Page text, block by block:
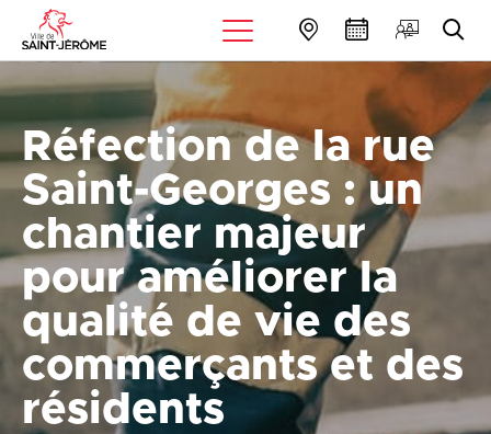
Réfection de la rue
Saint-Georges : un
chantier majeur
pour améliorer la
qualité de vie des
commerçants et des
résidents